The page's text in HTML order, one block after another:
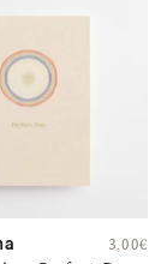
3,00€